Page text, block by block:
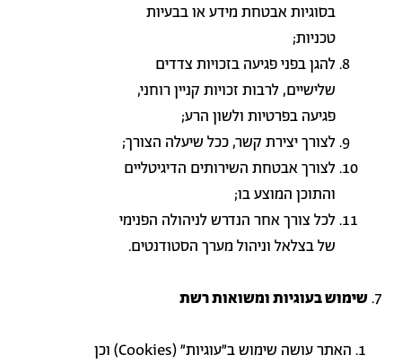
בסוגיות אבטחת מידע או בבעיות
טכניות;
להגן בפני פגיעה בזכויות צדדים
שלישיים, לרבות זכויות קניין רוחני,
פגיעה בפרטיות ולשון הרע;
לצורך יצירת קשר, ככל שיעלה הצורך;
לצורך אבטחת השירותים הדיגיטליים
והתוכן המוצע בו;
לכל צורך אחר הנדרש לניהולה הפנימי
של בצלאל וניהול מערך הסטודנטים.
שימוש בעוגיות ומשואות רשת
האתר עושה שימושב"עוגיות"
(Cookies) וכן